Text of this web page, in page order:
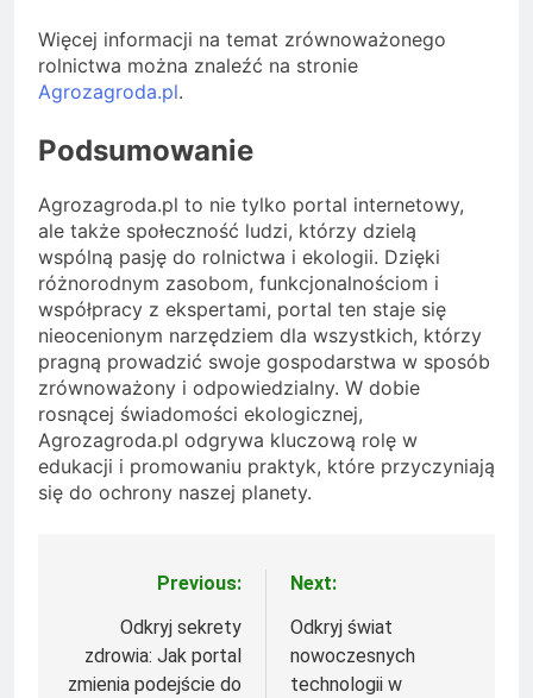
Więcej informacji na temat zrównoważonego
rolnictwa można znaleźć na stronie
Agrozagroda.pl.
Podsumowanie
Agrozagroda.pl to nie tylko portal internetowy,
ale także społeczność ludzi, którzy dzielą
wspólną pasję do rolnictwa i ekologii. Dzięki
różnorodnym zasobom, funkcjonalnościom i
współpracy z ekspertami, portal ten staje się
nieocenionym narzędziem dla wszystkich, którzy
pragną prowadzić swoje gospodarstwa w sposób
zrównoważony i odpowiedzialny. W dobie
rosnącej świadomości ekologicznej,
Agrozagroda.pl odgrywa kluczową rolę w
edukacji i promowaniu praktyk, które przyczyniają
się do ochrony naszej planety.
Nawigacja
wpisu
Previous:
Odkryj sekrety
zdrowia: Jak portal
zmienia podejście do
Next:
Odkryj świat
nowoczesnych
technologii w